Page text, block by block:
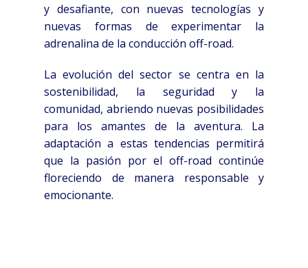
y desafiante, con nuevas tecnologías y
nuevas formas de experimentar la
adrenalina de la conducción off-road.
La evolución del sector se centra en la
sostenibilidad, la seguridad y la
comunidad, abriendo nuevas posibilidades
para los amantes de la aventura. La
adaptación a estas tendencias permitirá
que la pasión por el off-road continúe
floreciendo de manera responsable y
emocionante.